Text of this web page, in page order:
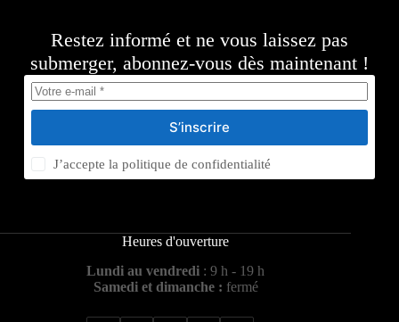
Restez informé et ne vous laissez pas
submerger, abonnez-vous dès maintenant !
S’inscrire
J’accepte lapolitique de confidentialité
Heures d'ouverture
Lundi au vendredi : 9 h - 19 h
Samedi et dimanche : fermé